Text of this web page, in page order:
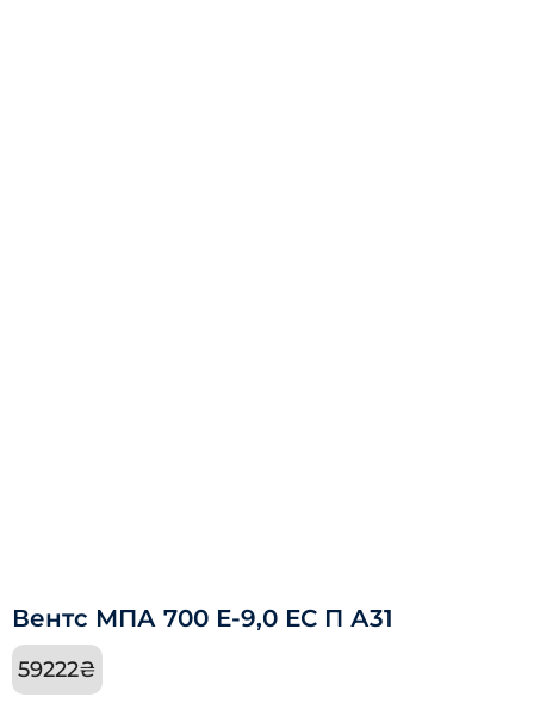
Вентс МПА 700 Е-9,0 ЕС П А31
59222₴